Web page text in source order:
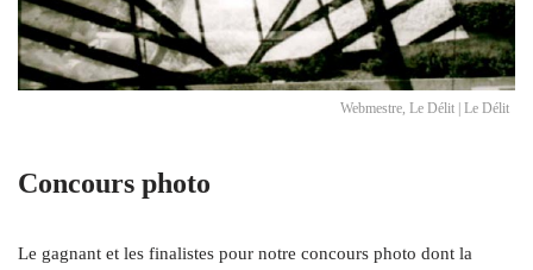
Webmestre, Le Délit | Le Délit
Concours photo
Le gagnant et les finalistes pour notre concours photo dont la